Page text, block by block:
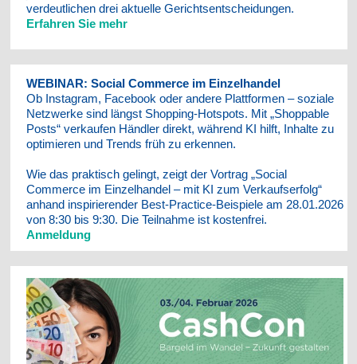
verdeutlichen drei aktuelle Gerichtsentscheidungen.
Erfahren Sie mehr
WEBINAR: Social Commerce im Einzelhandel
Ob Instagram, Facebook oder andere Plattformen – soziale
Netzwerke sind längst Shopping-Hotspots. Mit „Shoppable
Posts“ verkaufen Händler direkt, während KI hilft, Inhalte zu
optimieren und Trends früh zu erkennen.
Wie das praktisch gelingt, zeigt der Vortrag „Social
Commerce im Einzelhandel – mit KI zum Verkaufserfolg“
anhand inspirierender Best-Practice-Beispiele am 28.01.2026
von 8:30 bis 9:30. Die Teilnahme ist kostenfrei.
Anmeldung